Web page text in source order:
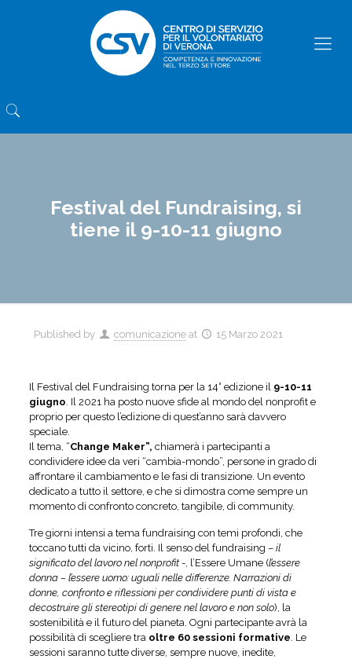
Festival del Fundraising, si
tiene il 9-10-11 giugno
Published by comunicazione at 15 Marzo 2021
Il Festival del Fundraising torna per la 14° edizione il 9-10-11
giugno. Il 2021 ha posto nuove sfide al mondo del nonprofit e
proprio per questo l’edizione di quest’anno sarà davvero
speciale.
Il tema, “Change Maker”, chiamerà i partecipanti a
condividere idee da veri “cambia-mondo”, persone in grado di
affrontare il cambiamento e le fasi di transizione. Un evento
dedicato a tutto il settore, e che si dimostra come sempre un
momento di confronto concreto, tangibile, di community.
Tre giorni intensi a tema fundraising con temi profondi, che
toccano tutti da vicino, forti. Il senso del fundraising – il
significato del lavoro nel nonprofit-, l’Essere Umane (l’essere
donna – l’essere uomo: uguali nelle differenze. Narrazioni di
donne, confronto e riflessioni per condividere punti di vista e
decostruire gli stereotipi di genere nel lavoro e non solo), la
sostenibilità e il futuro del pianeta. Ogni partecipante avrà la
possibilità di scegliere tra oltre 60 sessioni formative. Le
sessioni saranno tutte diverse, sempre nuove, inedite,